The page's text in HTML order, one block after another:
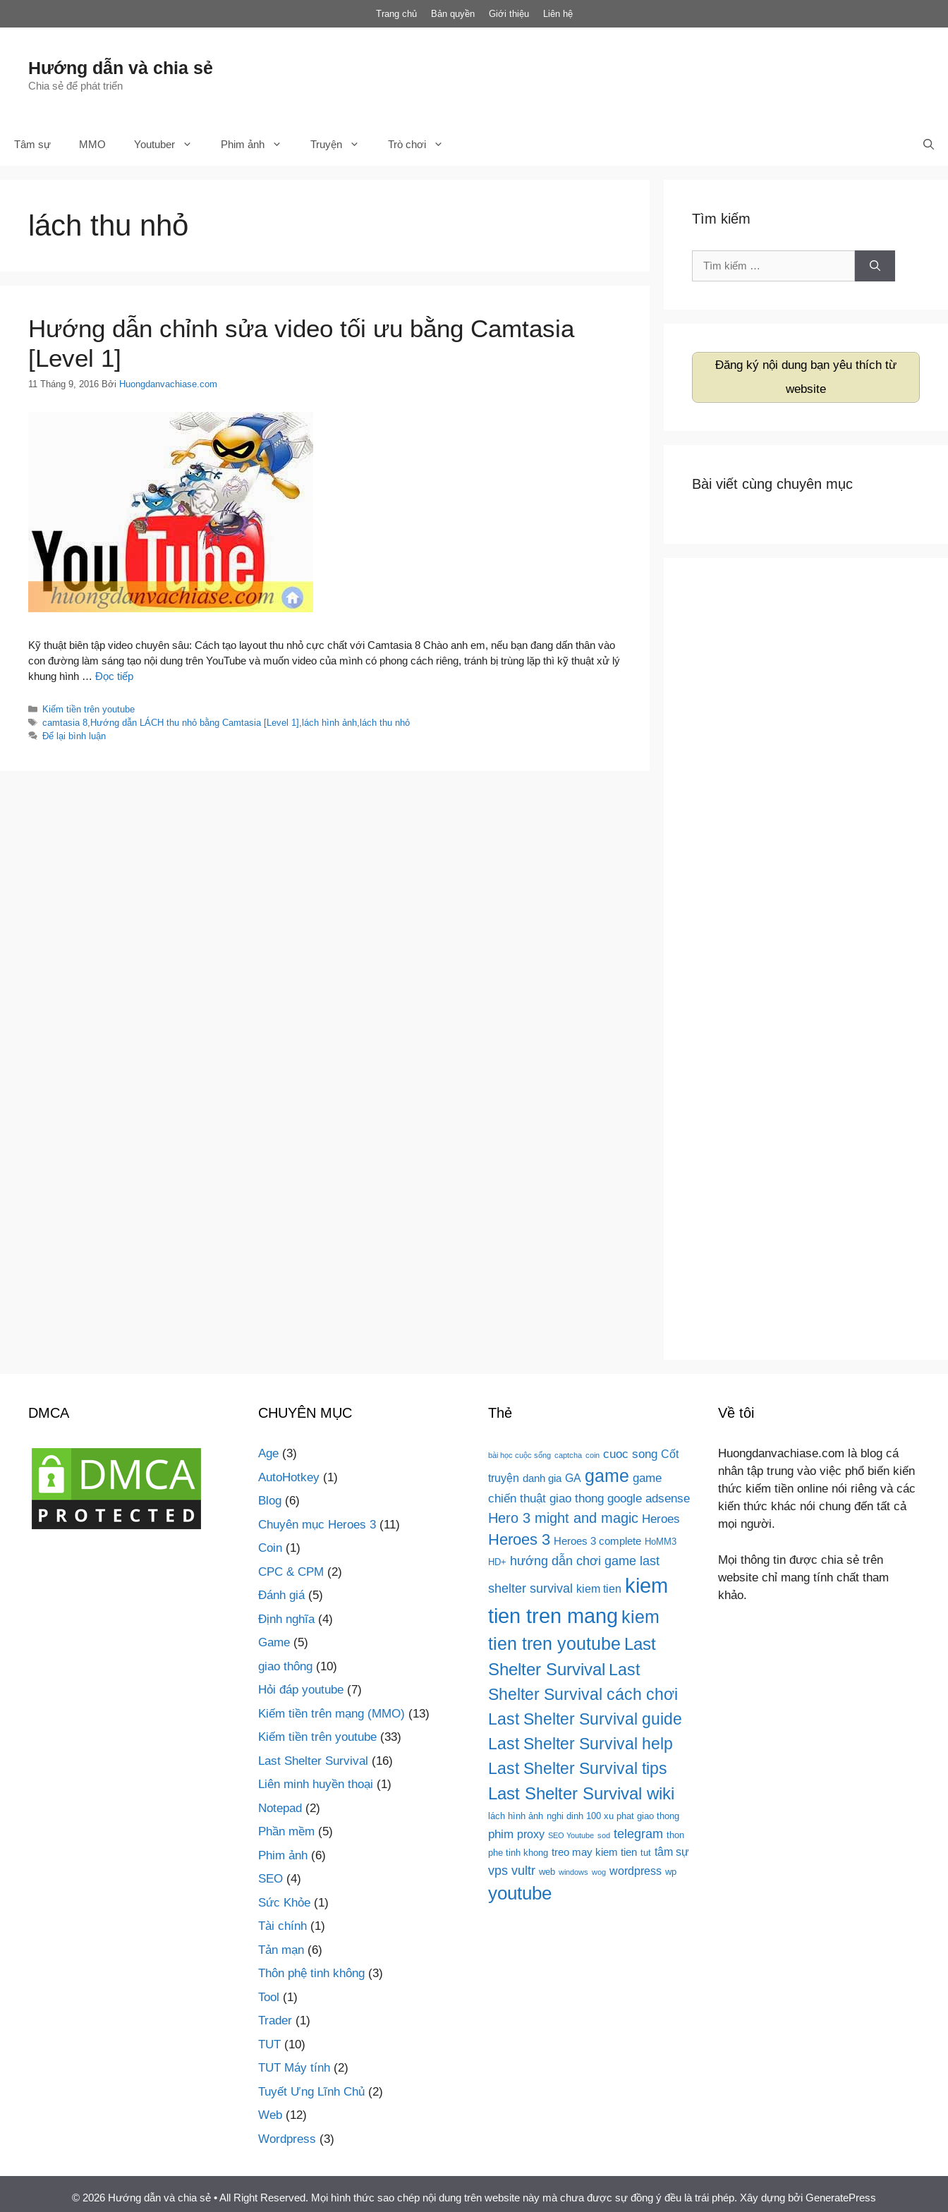
Trang chủ Bản quyền Giới thiệu Liên hệ
Hướng dẫn và chia sẻ
Chia sẻ để phát triển
Tâm sự MMO Youtuber Phim ảnh Truyện Trò chơi
lách thu nhỏ
Hướng dẫn chỉnh sửa video tối ưu bằng Camtasia
[Level 1]
11 Tháng 9, 2016 Bởi Huongdanvachiase.com
Kỹ thuật biên tập video chuyên sâu: Cách tạo layout thu nhỏ cực chất với Camtasia 8 Chào anh em, nếu bạn đang dấn thân vào
con đường làm sáng tạo nội dung trên YouTube và muốn video của mình có phong cách riêng, tránh bị trùng lặp thì kỹ thuật xử lý
khung hình … Đọc tiếp
Danh
mục
Kiếm tiền trên youtube
Thẻ
camtasia 8 Hướng dẫn LÁCH thu nhỏ bằng Camtasia [Level 1] lách hình ảnh lách thu nhỏ
Để lại bình luận
Tìm kiếm
Tìm
Đăng ký nội dung bạn yêu thích từ
website
Bài viết cùng chuyên mục
DMCA CHUYÊN MỤC
Age (3)
AutoHotkey (1)
Blog (6)
Chuyên mục Heroes 3 (11)
Coin (1)
CPC & CPM (2)
Đánh giá(5)
Định nghĩa (4)
Game (5)
giao thông (10)
Hỏi đáp youtube (7)
Kiếm tiền trên mạng (MMO) (13)
Kiếm tiền trên youtube (33)
Last Shelter Survival (16)
Liên minh huyền thoại (1)
Notepad (2)
Phần mềm (5)
Phim ảnh (6)
SEO (4)
Sức Khỏe (1)
Tài chính (1)
Tản mạn (6)
Thôn phệ tinh không (3)
Tool (1)
Trader (1)
TUT (10)
TUT Máy tính (2)
Tuyết Ưng Lĩnh Chủ (2)
Web (12)
Wordpress (3)
Thẻ
bài học cuộc sống captcha coin cuoc song Cốt
truyện danh gia GA game game
chiến thuật giao thong google adsense
Hero 3 might and magic Heroes
Heroes 3 Heroes 3 complete HoMM3
HD+ hướng dẫn chơi game last
shelter survival kiem tien kiem
tien tren mang kiem
tien tren youtube Last
Shelter Survival Last
Shelter Survival cách chơi
Last Shelter Survival guide
Last Shelter Survival help
Last Shelter Survival tips
Last Shelter Survival wiki
lách hình ảnh nghi dinh 100 xu phat giao thong
phim proxy SEO Youtube sod telegram thon
phe tinh khong treo may kiem tien tut tâm sự
vps vultr web windows wog wordpress wp
youtube
Về tôi
Huongdanvachiase.com là blog cá
nhân tập trung vào việc phổ biến kiến
thức kiếm tiền online nói riêng và các
kiến thức khác nói chung đến tất cả
mọi người.
Mọi thông tin được chia sẻ trên
website chỉ mang tính chất tham
khảo.
© 2026 Hướng dẫn và chia sẻ • All Right Reserved. Mọi hình thức sao chép nội dung trên website này mà chưa được sự đồng ý đều là trái phép. Xây dựng bởi GeneratePress